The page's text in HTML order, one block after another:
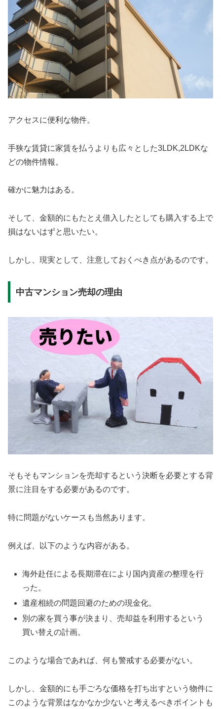
アクセスに便利な物件。
手狭な賃貸に家賃を払うよりも広々とした3LDK,2LDKな
どの物件情報。
確かに魅力はある。
そして、金額的にもたとえ借入したとしても購入する上で
損はないはずと思いたい。
しかし、現実として、注意しておくべき点があるのです。
中古マンション売却の理由
そもそもマンションを売却するという決断を必要とする背
景に注目をする必要があるのです。
特に問題がないケースも当然あります。
例えば、以下のような内容がある。
海外赴任による長期滞在により国内資産の整理を行
った。
遺産相続の問題回避のための現金化。
別の家を買う事が決まり、売却益を利用するという
買い替えの計画。
このような場合であれば、何も警戒する必要がない。
しかし、金額的にも手ごろな価格を打ち出すという物件に
このような背景はなかなか少ないと考えるべきポイントも